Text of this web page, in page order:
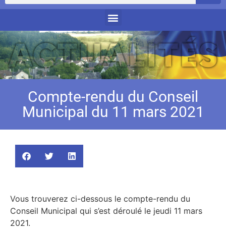
Compte-rendu du Conseil
Municipal du 11 mars 2021
Vous trouverez ci-dessous le compte-rendu du
Conseil Municipal qui s’est déroulé le jeudi 11 mars
2021.